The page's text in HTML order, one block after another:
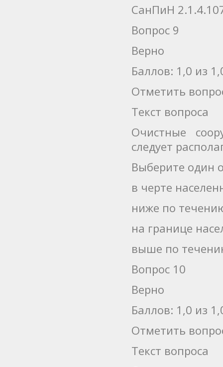
СанПиН
Вопрос 9
Верно
Баллов: 1,0 из
Отметить
Текст вопроса
Очистные
следует
Выберите один
в черте
ниже по
на границе
выше по
Вопрос 10
Верно
Баллов: 1,0 из
Отметить
Текст вопроса